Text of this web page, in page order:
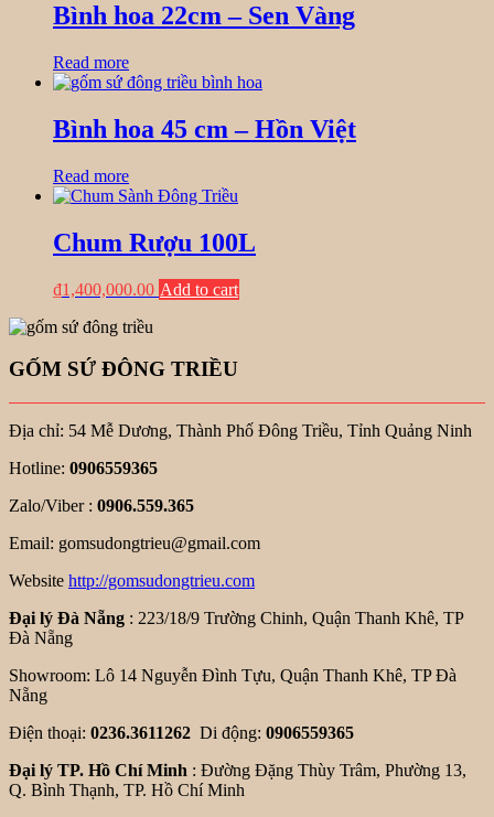
Bình hoa 22cm – Sen Vàng
Read more
Bình hoa 45 cm – Hồn Việt
Read more
Chum Rượu 100L
₫1,400,000.00 Add to cart
GỐM SỨ ĐÔNG TRIỀU
Địa chỉ: 54 Mễ Dương, Thành Phố Đông Triều, Tỉnh Quảng Ninh
Hotline: 0906559365
Zalo/Viber : 0906.559.365
Email: gomsudongtrieu@gmail.com
Website http://gomsudongtrieu.com
Đại lý Đà Nẵng : 223/18/9 Trường Chinh, Quận Thanh Khê, TP
Đà Nẵng
Showroom: Lô 14 Nguyễn Đình Tựu, Quận Thanh Khê, TP Đà
Nẵng
Điện thoại: 0236.3611262 Di động: 0906559365
Đại lý TP. Hồ Chí Minh : Đường Đặng Thùy Trâm, Phường 13,
Q. Bình Thạnh, TP. Hồ Chí Minh